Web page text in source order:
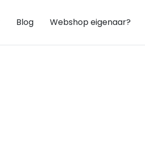
Blog Webshop eigenaar?